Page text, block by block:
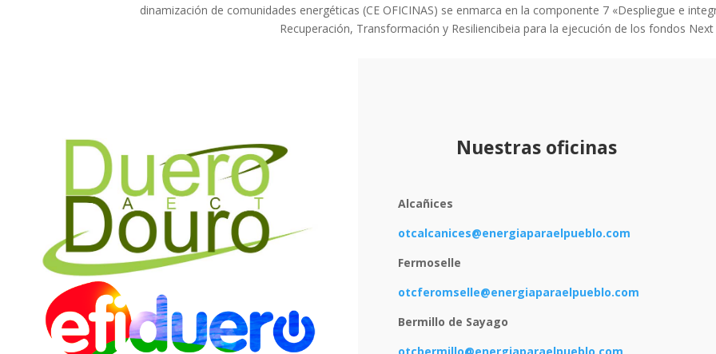
dinamización de comunidades energéticas (CE OFICINAS) se enmarca en la componente 7 «Despliegue e
Recuperación, Transformación y Resiliencibeia para la ejecución de los fondos Next
Nuestras oficinas
Alcañices
otcalcanices@energiaparaelpueblo.com
Fermoselle
otcferomselle@energiaparaelpueblo.com
Bermillo de Sayago